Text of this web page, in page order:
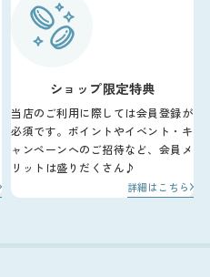
ショップ限定特典
当店のご利用に際しては会員登録が
必須です。ポイントやイベント・キ
ャンペーンへのご招待など、会員メ
リットは盛りだくさん♪
詳細はこちら